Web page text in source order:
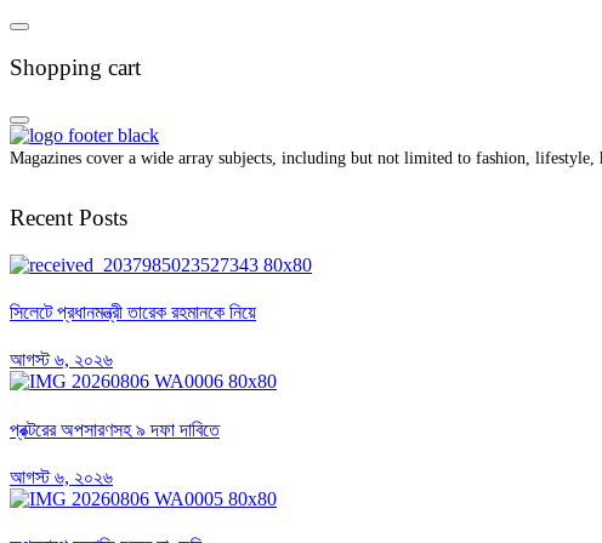
Shopping cart
Magazines cover a wide array subjects, including but not limited to fashion, lifestyle,
Recent Posts
সিলেটে প্রধানমন্ত্রী তারেক রহমানকে নিয়ে
আগস্ট ৬, ২০২৬
প্রক্টরের অপসারণসহ ৯ দফা দাবিতে
আগস্ট ৬, ২০২৬